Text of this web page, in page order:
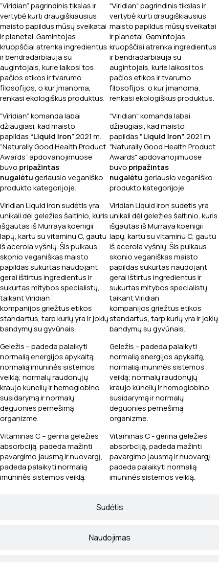
Sudėtis
Naudojimas
“Viridian” pagrindinis tikslas ir
vertybė kurti draugiškiausius
maisto papildus mūsų sveikatai
ir planetai. Gamintojas
kruopščiai atrenka ingredientus
ir bendradarbiauja su
augintojais, kurie laikosi tos
pačios etikos ir tvarumo
filosofijos, o kur įmanoma,
renkasi ekologiškus produktus.
“Viridian” komanda labai
džiaugiasi, kad maisto
papildas “Liquid Iron”2021 m.
“Naturally Good Health Product
Awards” apdovanojimuose
buvo pripažintas
nugalėtugeriausio veganiško
produkto kategorijoje.
Viridian Liquid Iron sudėtis yra
unikali dėl geležies šaltinio, kuris
išgautas iš Murraya koenigii
lapų, kartu su vitaminu C, gautu
iš acerola vyšnių. Šis puikaus
skonio veganiškas maisto
papildas sukurtas naudojant
gerai ištirtus ingredientus ir
sukurtas mitybos specialistų,
taikant Viridian
kompanijos griežtus etikos
standartus, tarp kurių yra ir jokių
bandymų su gyvūnais.
Geležis – padeda palaikyti
normalią energijos apykaitą,
normalią imuninės sistemos
veiklą; normalų raudonųjų
kraujo kūnelių ir hemoglobino
susidarymą ir normalų
deguonies pernešimą
organizme.
Vitaminas C – gerina geležies
absorbciją, padeda mažinti
pavargimo jausmą ir nuovargį,
padeda palaikyti normalią
imuninės sistemos veiklą.
"Viridian" pagrindinis tikslas ir
vertybė kurti draugiškiausius
maisto papildus mūsų sveikatai
ir planetai. Gamintojas
kruopščiai atrenka ingredientus
ir bendradarbiauja su
augintojais, kurie laikosi tos
pačios etikos ir tvarumo
filosofijos, o kur įmanoma,
renkasi ekologiškus produktus.
"Viridian" komanda labai
džiaugiasi, kad maisto
papildas "Liquid Iron" 2021 m.
"Naturally Good Health Product
Awards" apdovanojimuose
buvo pripažintas
nugalėtugeriausio veganiško
produkto kategorijoje.
Viridian Liquid Iron sudėtis yra
unikali dėl geležies šaltinio, kuris
išgautas iš Murraya koenigii
lapų, kartu su vitaminu C, gautu
iš acerola vyšnių. Šis puikaus
skonio veganiškas maisto
papildas sukurtas naudojant
gerai ištirtus ingredientus ir
sukurtas mitybos specialistų,
taikant Viridian
kompanijos griežtus etikos
standartus, tarp kurių yra ir jokių
bandymų su gyvūnais.
Geležis – padeda palaikyti
normalią energijos apykaitą,
normalią imuninės sistemos
veiklą; normalų raudonųjų
kraujo kūnelių ir hemoglobino
susidarymą ir normalų
deguonies pernešimą
organizme.
Vitaminas C - gerina geležies
absorbciją, padeda mažinti
pavargimo jausmą ir nuovargį,
padeda palaikyti normalią
imuninės sistemos veiklą.